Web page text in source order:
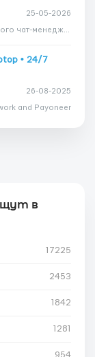
25-05-2026
• 24/7
26-08-2025
and Payoneer
в
17225
2453
1842
1281
954